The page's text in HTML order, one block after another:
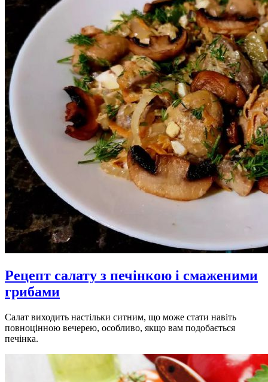
Рецепт салату з печінкою і смаженими
грибами
Салат виходить настільки ситним, що може стати навіть
повноцінною вечерею, особливо, якщо вам подобається
печінка.